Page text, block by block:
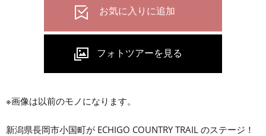
※画像は以前のモノになります。
新潟県長岡市小国町が ECHIGO COUNTRY TRAIL のステージ！